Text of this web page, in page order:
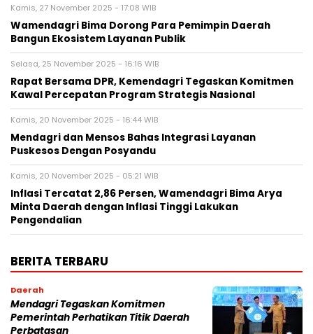
Kamis, 27 November 2025 - 17:08 WIB
Wamendagri Bima Dorong Para Pemimpin Daerah
Bangun Ekosistem Layanan Publik
Selasa, 25 November 2025 - 16:16 WIB
Rapat Bersama DPR, Kemendagri Tegaskan Komitmen
Kawal Percepatan Program Strategis Nasional
Kamis, 20 November 2025 - 16:44 WIB
Mendagri dan Mensos Bahas Integrasi Layanan
Puskesos Dengan Posyandu
Kamis, 20 November 2025 - 05:21 WIB
Inflasi Tercatat 2,86 Persen, Wamendagri Bima Arya
Minta Daerah dengan Inflasi Tinggi Lakukan
Pengendalian
BERITA TERBARU
Daerah
Mendagri Tegaskan Komitmen
Pemerintah Perhatikan Titik Daerah
Perbatasan